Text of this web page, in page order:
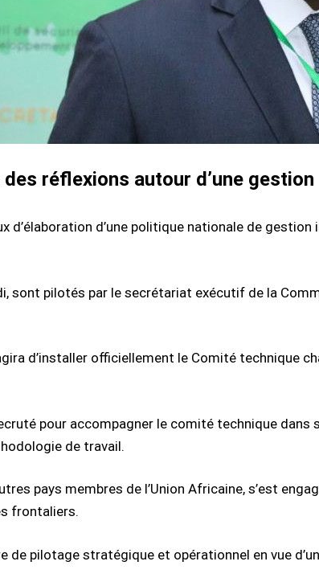
des réflexions autour d’une
d’élaboration d’une politique nationale de
sont pilotés par le secrétariat exécutif de la
d’installer officiellement le Comité technique
pour accompagner le comité technique
de travail.
pays membres de l’Union Africaine, s’est
frontaliers.
de pilotage stratégique et opérationnel en vue